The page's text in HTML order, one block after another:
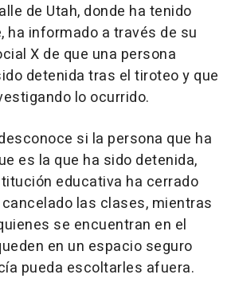
de Utah, donde ha tenido
ha informado a través de su
X de que una persona
detenida tras el tiroteo y que
lo ocurrido.
si la persona que ha
es la que ha sido detenida,
educativa ha cerrado
las clases, mientras
se encuentran en el
en un espacio seguro
pueda escoltarles afuera.